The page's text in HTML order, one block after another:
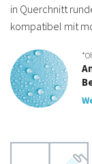
in Querchnitt
kompatibel mit